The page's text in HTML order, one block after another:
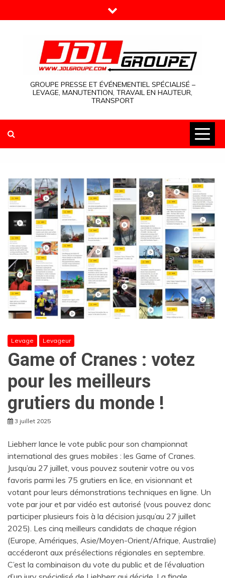
to
GROUPE PRESSE ET ÉVÉNEMENTIEL SPÉCIALISÉ –
LEVAGE, MANUTENTION, TRAVAIL EN HAUTEUR,
TRANSPORT
Levage Levageur
Game of Cranes : votez
pour les meilleurs
grutiers du monde !
3 juillet 2025
Liebherr lance le vote public pour son championnat
international des grues mobiles : les Game of Cranes.
Jusqu’au 27 juillet, vous pouvez soutenir votre ou vos
favoris parmi les 75 grutiers en lice, en visionnant et
votant pour leurs démonstrations techniques en ligne. Un
vote par jour et par vidéo est autorisé (vous pouvez donc
participer plusieurs fois à la décision jusqu’au 27 juillet
2025). Les cinq meilleurs candidats de chaque région
(Europe, Amériques, Asie/Moyen-Orient/Afrique, Australie)
accéderont aux présélections régionales en septembre.
C’est la combinaison du vote du public et de l’évaluation